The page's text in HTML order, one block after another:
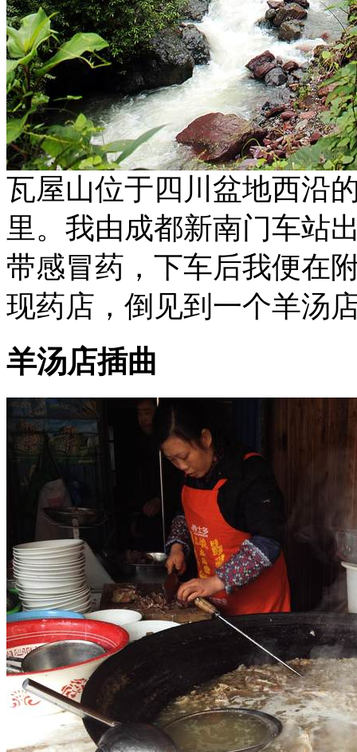
瓦屋山位于四川盆地西沿
里。我由成都新南门车站
带感冒药，下车后我便在
现药店，倒见到一个羊汤
羊汤店插曲